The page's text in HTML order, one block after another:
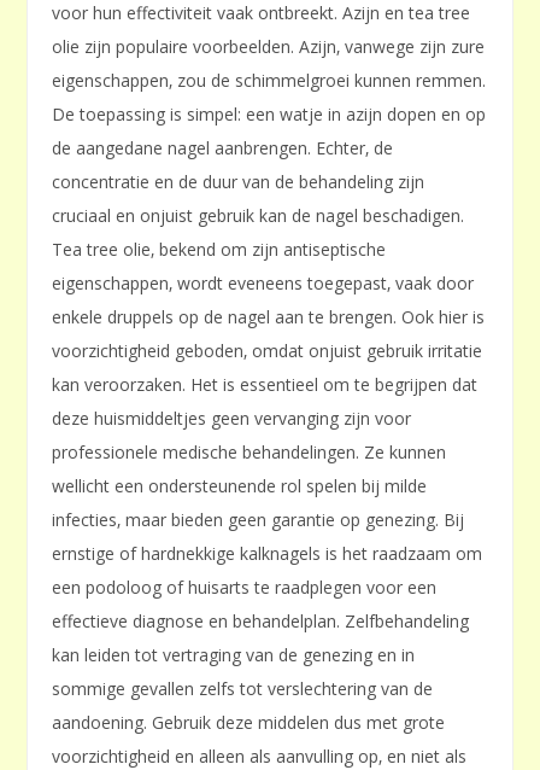
voor hun effectiviteit vaak ontbreekt. Azijn en tea tree
olie zijn populaire voorbeelden. Azijn‚ vanwege zijn zure
eigenschappen‚ zou de schimmelgroei kunnen remmen.
De toepassing is simpel: een watje in azijn dopen en op
de aangedane nagel aanbrengen. Echter‚ de
concentratie en de duur van de behandeling zijn
cruciaal en onjuist gebruik kan de nagel beschadigen.
Tea tree olie‚ bekend om zijn antiseptische
eigenschappen‚ wordt eveneens toegepast‚ vaak door
enkele druppels op de nagel aan te brengen. Ook hier is
voorzichtigheid geboden‚ omdat onjuist gebruik irritatie
kan veroorzaken. Het is essentieel om te begrijpen dat
deze huismiddeltjes geen vervanging zijn voor
professionele medische behandelingen. Ze kunnen
wellicht een ondersteunende rol spelen bij milde
infecties‚ maar bieden geen garantie op genezing. Bij
ernstige of hardnekkige kalknagels is het raadzaam om
een podoloog of huisarts te raadplegen voor een
effectieve diagnose en behandelplan. Zelfbehandeling
kan leiden tot vertraging van de genezing en in
sommige gevallen zelfs tot verslechtering van de
aandoening. Gebruik deze middelen dus met grote
voorzichtigheid en alleen als aanvulling op‚ en niet als